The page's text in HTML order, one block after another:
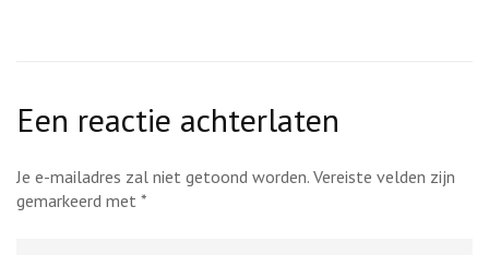
Een reactie achterlaten
Je e-mailadres zal niet getoond worden. Vereiste velden zijn
gemarkeerd met *